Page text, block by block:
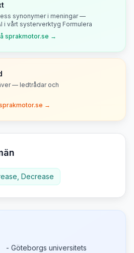
synonymer i meningar —
i vårt systerverktyg Formulera
sprakmotor.se →
— ledtrådar och
→
Decrease
- Göteborgs universitets